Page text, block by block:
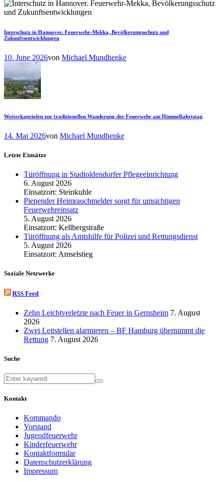
Interschutz in Hannover. Feuerwehr-Mekka, Bevölkerungsschutz und
Zukunftsentwicklungen
10. June 2026von Michael Mundhenke
Wetterkapriolen zur traditionellen Wanderung der Feuerwehr am Himmelfahrtstag
14. Mai 2026von Michael Mundhenke
Letzte Einsätze
Türöffnung in Stadtoldendorfer Pflegeeinrichtung
6. August 2026
Einsatzort: Steinkuhle
Piepender Heimrauchmelder sorgt für umsichtigen
Feuerwehreinsatz
5. August 2026
Einsatzort: Kellbergstraße
Türöffnung als Amtshilfe für Polizei und Rettungsdienst
5. August 2026
Einsatzort: Amselstieg
Soziale Netzwerke
RSS Feed
Zehn Leichtverletzte nach Feuer in Gernsheim 7. August
2026
Zwei Leitstellen alarmieren – BF Hamburg übernimmt die
Rettung 7. August 2026
Suche
Kontakt
Kommando
Vorstand
Jugendfeuerwehr
Kinderfeuerwehr
Kontaktformular
Datenschutzerklärung
Impressum